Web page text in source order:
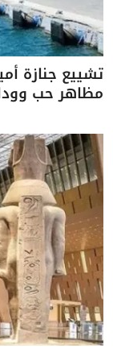
تشييع جنازة
مظاهر حب